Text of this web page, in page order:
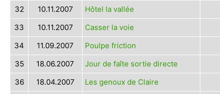
32
10.11.2007
Hôtel la vallée
33
10.11.2007
Casser la voie
34
11.09.2007
Poulpe friction
35
18.06.2007
Jour de faîte sortie directe
36
18.04.2007
Les genoux de Claire